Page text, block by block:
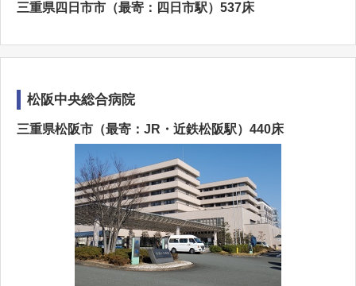
三重県四日市市（最寄：四日市駅）537床
松阪中央総合病院
三重県松阪市（最寄：JR・近鉄松阪駅）440床